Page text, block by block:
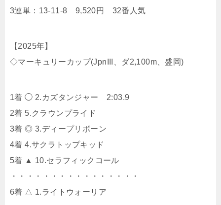
3連単：13-11-8 9,520円 32番人気
【2025年】
◇マーキュリーカップ(JpnIII、ダ2,100m、盛岡)
1着 ◯ 2.カズタンジャー 2:03.9
2着 5.クラウンプライド
3着 ◎ 3.ディープリボーン
4着 4.サクラトップキッド
5着 ▲ 10.セラフィックコール
・・・・・・・・・・・・・・・・
6着 △ 1.ライトウォーリア